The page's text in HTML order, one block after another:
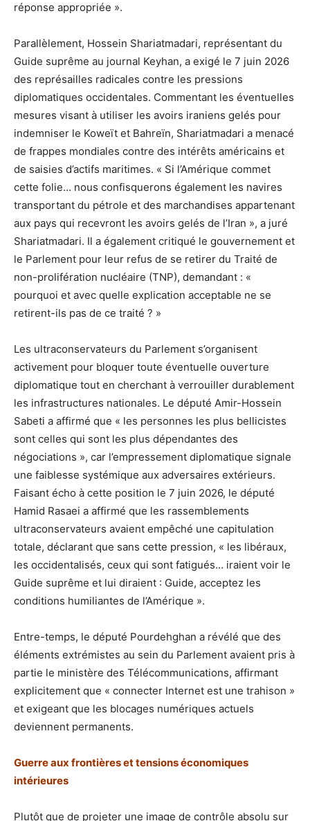
réponse appropriée ».
Parallèlement, Hossein Shariatmadari, représentant du
Guide suprême au journal Keyhan, a exigé le 7 juin 2026
des représailles radicales contre les pressions
diplomatiques occidentales. Commentant les éventuelles
mesures visant à utiliser les avoirs iraniens gelés pour
indemniser le Koweït et Bahreïn, Shariatmadari a menacé
de frappes mondiales contre des intérêts américains et
de saisies d’actifs maritimes. « Si l’Amérique commet
cette folie… nous confisquerons également les navires
transportant du pétrole et des marchandises appartenant
aux pays qui recevront les avoirs gelés de l’Iran », a juré
Shariatmadari. Il a également critiqué le gouvernement et
le Parlement pour leur refus de se retirer du Traité de
non-prolifération nucléaire (TNP), demandant : «
pourquoi et avec quelle explication acceptable ne se
retirent-ils pas de ce traité ? »
Les ultraconservateurs du Parlement s’organisent
activement pour bloquer toute éventuelle ouverture
diplomatique tout en cherchant à verrouiller durablement
les infrastructures nationales. Le député Amir-Hossein
Sabeti a affirmé que « les personnes les plus bellicistes
sont celles qui sont les plus dépendantes des
négociations », car l’empressement diplomatique signale
une faiblesse systémique aux adversaires extérieurs.
Faisant écho à cette position le 7 juin 2026, le député
Hamid Rasaei a affirmé que les rassemblements
ultraconservateurs avaient empêché une capitulation
totale, déclarant que sans cette pression, « les libéraux,
les occidentalisés, ceux qui sont fatigués… iraient voir le
Guide suprême et lui diraient : Guide, acceptez les
conditions humiliantes de l’Amérique ».
Entre-temps, le député Pourdehghan a révélé que des
éléments extrémistes au sein du Parlement avaient pris à
partie le ministère des Télécommunications, affirmant
explicitement que « connecter Internet est une trahison »
et exigeant que les blocages numériques actuels
deviennent permanents.
Guerre aux frontières et tensions économiques
intérieures
Plutôt que de projeter une image de contrôle absolu sur